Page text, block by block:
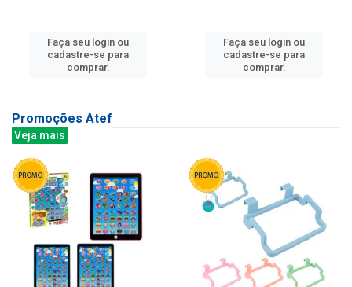
Faça seu login ou
cadastre-se para
comprar.
Faça seu login ou
cadastre-se para
comprar.
Promoções Atef
Veja mais